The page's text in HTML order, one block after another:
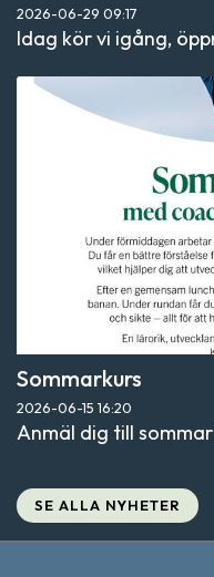
2026-06-29 09:17
Idag kör vi igång,
Sommarkurs
2026-06-15 16:20
Anmäl dig till
SE ALLA NYHETER